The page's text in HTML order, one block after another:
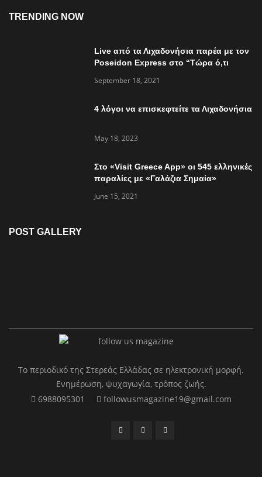
TRENDING NOW
Live από τα Λιχαδονήσια παρέα με τον
Poseidon Express στο “Τώρα ό,τι
September 18, 2021
4 λόγοι να επισκεφτείτε τα Λιχαδονήσια
May 18, 2023
Στο «Visit Greece App» οι 545 ελληνικές
παραλίες με «Γαλάζια Σημαία»
June 15, 2021
POST GALLERY
Το περιοδικό της Στερεάς Ελλάδας σε ηλεκτρονική μορφή.
Ενημέρωση, ψυχαγωγία, τρόπος ζωής.
6988095301
followusmagazine19@gmail.com